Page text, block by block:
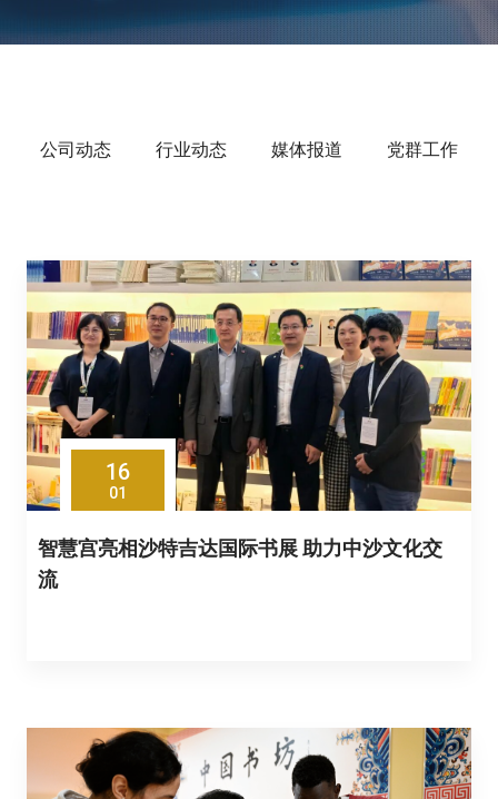
公司动态 行业动态 媒体报道 党群工作
16
01
智慧宫亮相沙特吉达国际书展 助力中沙文化交
流